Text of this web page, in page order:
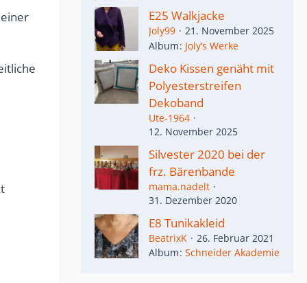
E25 Walkjacke
Joly99
21. November 2025
Album Joly‘s Werke
Deko Kissen genäht mit
Polyesterstreifen
Dekoband
Ute-1964
12. November 2025
Silvester 2020 bei der
frz. Bärenbande
mama.nadelt
31. Dezember 2020
E8 Tunikakleid
BeatrixK
26. Februar 2021
Album Schneider Akademie